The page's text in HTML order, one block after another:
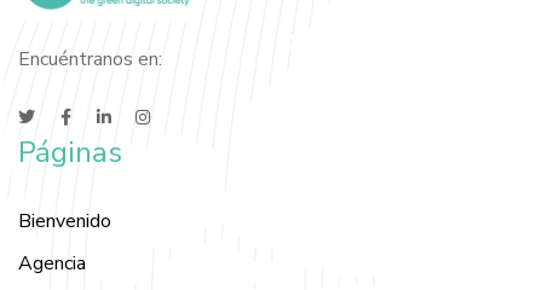
Encuéntranos en:
Páginas
Bienvenido
Agencia